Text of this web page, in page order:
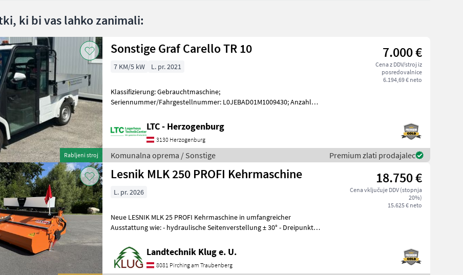
ki bi vas lahko zanimali:
Rabljeni stroj
Sonstige Graf Carello TR 10 7.000 €
Cena z DDV/stroj iz
posredovalnice
6.194,69 € neto
7 KM/5 kW L. pr. 2021
Klassifizierung: Gebrauchtmaschine;
Seriennummer/Fahrgestellnummer: L0JEBAD01M1009430; Anzahl
StraßenzulaLTC - Herzogenburg
3130 Herzogenburg
Komunalna oprema / Sonstige Premium zlati prodajalec
Lesnik MLK 250 PROFI Kehrmaschine 18.750 €
Cena vključuje DDV (stopnja
20%)
15.625 € neto
L. pr. 2026
Neue LESNIK MLK 25 PROFI Kehrmaschine in umfangreicher
Ausstattung wie: - hydraulische Seitenverstellung ± 30° - Dreipunkt
Landtechnik Klug e. U.
8081 Pirching am Traubenberg